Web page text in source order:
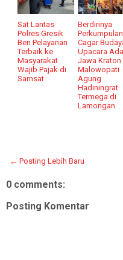
Sat Lantas
Polres Gresik
Beri Pelayanan
Terbaik ke
Masyarakat
Wajib Pajak di
Samsat
Berdirinya
Perkumpulan
Cagar
Upacara
Jawa Kraton
Malowopati
Agung
Hadiningrat
Termega di
Lamongan
← Posting Lebih Baru
0 comments:
Posting Komentar